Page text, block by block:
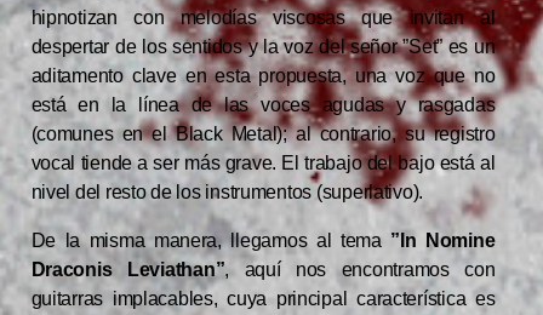
hipnotizan con melodías viscosas que invitan al
despertar de los sentidos y la voz del señor ”Set” es un
aditamento clave en esta propuesta, una voz que no
está en la línea de las voces agudas y rasgadas
(comunes en el Black Metal); al contrario, su registro
vocal tiende a ser más grave. El trabajo del bajo está al
nivel del resto de los instrumentos (superlativo).
De la misma manera, llegamos al tema ”In Nomine
Draconis Leviathan”, aquí nos encontramos con
guitarras implacables, cuya principal característica es